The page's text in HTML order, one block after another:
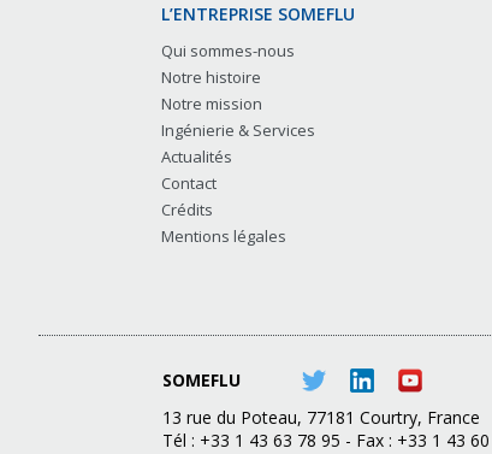
L’ENTREPRISE SOMEFLU
Qui sommes-nous
Notre histoire
Notre mission
Ingénierie & Services
Actualités
Contact
Crédits
Mentions légales
SOMEFLU
13 rue du Poteau, 77181 Courtry, France
Tél : +33 1 43 63 78 95 - Fax : +33 1 43